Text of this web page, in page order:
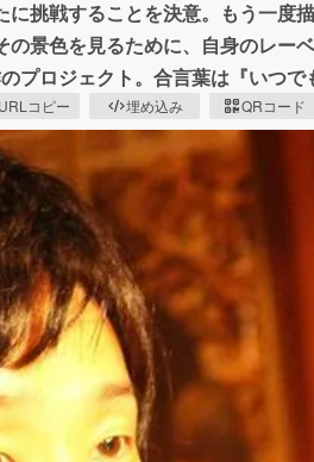
挑戦することを決意。もう一度
景色を見るために、自身のレー
プロジェクト。合言葉は『いつで
URLコピー 埋め込み QRコード